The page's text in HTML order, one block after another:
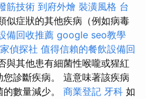
筋技術 到府外燴 裝潢風格 台
似症狀的其他疾病（例如病毒
備回收推薦 google seo教學
偵探社 值得信賴的餐飲設備回
與其他患有細菌性喉嚨或猩紅
診斷疾病。 這意味著該疾病
數量減少。 商業登記 牙科 如